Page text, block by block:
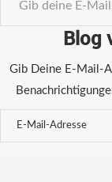
Blog
Gib Deine E-Mail-